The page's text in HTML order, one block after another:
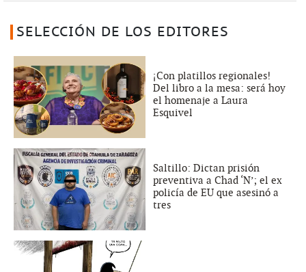
SELECCIÓN DE LOS EDITORES
¡Con platillos regionales!
Del libro a la mesa: será hoy
el homenaje a Laura
Esquivel
Saltillo: Dictan prisión
preventiva a Chad ‘N’; el ex
policía de EU que asesinó a
tres